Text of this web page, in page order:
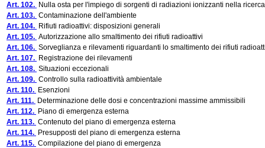
Art. 102. Nulla osta per l'impiego di sorgenti di radiazioni ionizzanti nella
Art. 103. Contaminazione dell'ambiente
Art. 104. Rifiuti radioattivi: disposizioni generali
Art. 105. Autorizzazione allo smaltimento dei rifiuti radioattivi
Art. 106. Sorveglianza e rilevamenti riguardanti lo smaltimento dei rifiuti
Art. 107. Registrazione dei rilevamenti
Art. 108. Situazioni eccezionali
Art. 109. Controllo sulla radioattività ambientale
Art. 110. Esenzioni
Art. 111. Determinazione delle dosi e concentrazioni massime ammissibili
Art. 112. Piano di emergenza esterna
Art. 113. Contenuto del piano di emergenza esterna
Art. 114. Presupposti del piano di emergenza esterna
Art. 115. Compilazione del piano di emergenza